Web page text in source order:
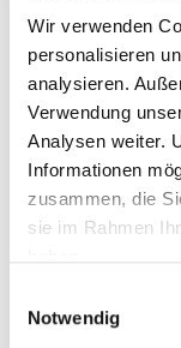
Wir verwenden
personalisieren
analysieren.
Verwendung
Analysen weiter.
Informationen
zusammen, die
sie im Rahmen
Notwendig
LKZ
PLZ